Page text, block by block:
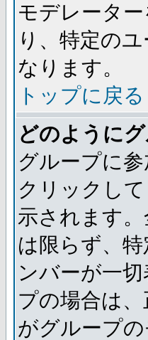
モデレータ
り、特定の
なります。
トップに戻る
どのように
グループに
クリックし
示されます
は限らず、
ンバーが一
プの場合は
がグループ